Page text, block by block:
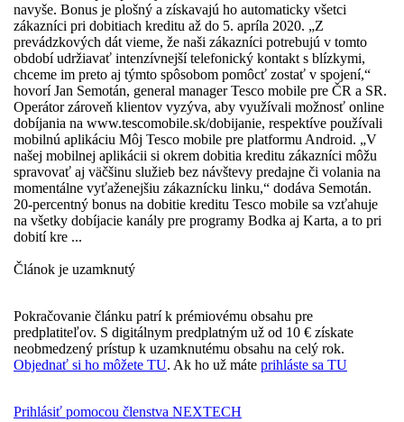
navyše. Bonus je plošný a získavajú ho automaticky všetci
zákazníci pri dobitiach kreditu až do 5. apríla 2020. „Z
prevádzkových dát vieme, že naši zákazníci potrebujú v tomto
období udržiavať intenzívnejší telefonický kontakt s blízkymi,
chceme im preto aj týmto spôsobom pomôcť zostať v spojení,“
hovorí Jan Semotán, general manager Tesco mobile pre ČR a SR.
Operátor zároveň klientov vyzýva, aby využívali možnosť online
dobíjania na www.tescomobile.sk/dobijanie, respektíve používali
mobilnú aplikáciu Môj Tesco mobile pre platformu Android. „V
našej mobilnej aplikácii si okrem dobitia kreditu zákazníci môžu
spravovať aj väčšinu služieb bez návštevy predajne či volania na
momentálne vyťaženejšiu zákaznícku linku,“ dodáva Semotán.
20-percentný bonus na dobitie kreditu Tesco mobile sa vzťahuje
na všetky dobíjacie kanály pre programy Bodka aj Karta, a to pri
dobití kre ...
Článok je uzamknutý
Pokračovanie článku patrí k prémiovému obsahu pre
predplatiteľov. S digitálnym predplatným už od 10 € získate
neobmedzený prístup k uzamknutému obsahu na celý rok.
Objednať si ho môžete TU. Ak ho už máte prihláste sa TU
Prihlásiť pomocou členstva NEXTECH